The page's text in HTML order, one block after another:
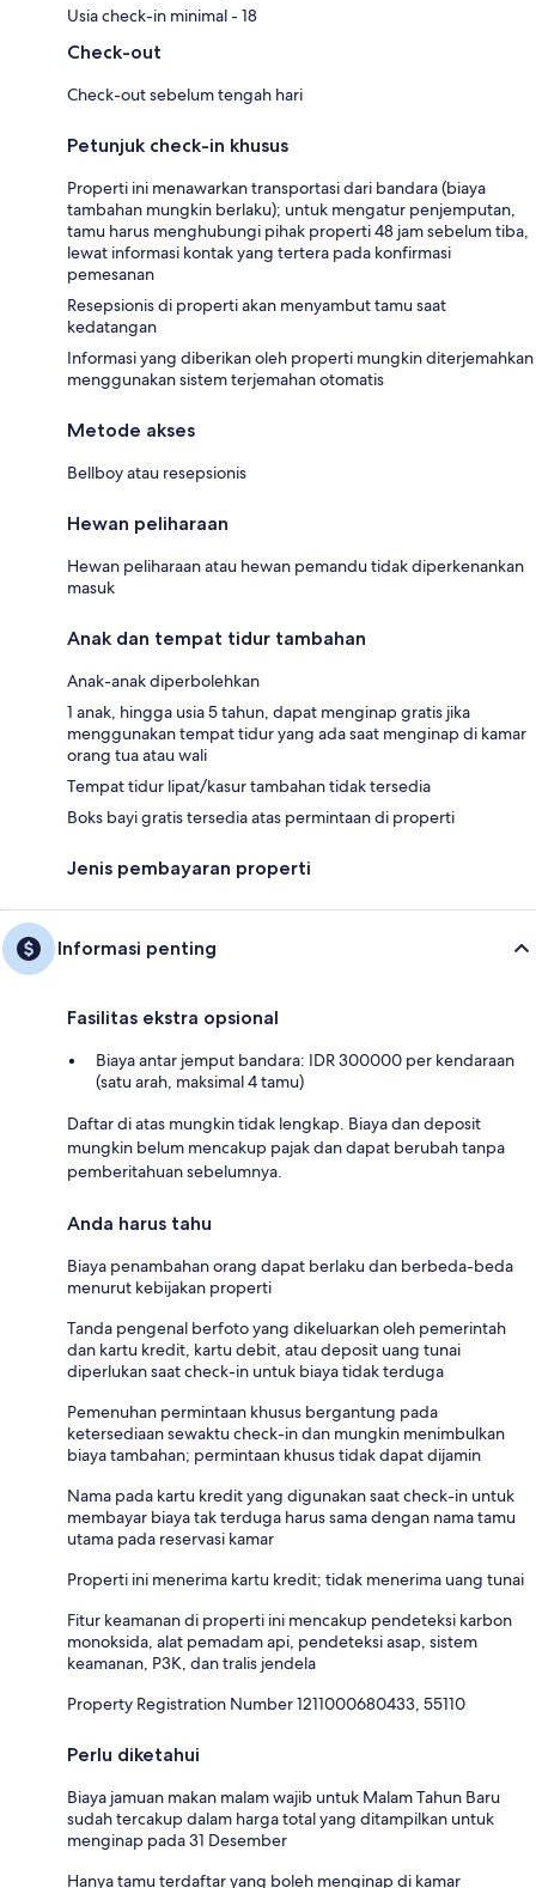
Usia check-in minimal - 18
Check-out
Check-out sebelum tengah hari
Petunjuk check-in khusus
Properti ini menawarkan transportasi dari bandara (biaya
tambahan mungkin berlaku); untuk mengatur penjemputan,
tamu harus menghubungi pihak properti 48 jam sebelum tiba,
lewat informasi kontak yang tertera pada konfirmasi
pemesanan
Resepsionis di properti akan menyambut tamu saat
kedatangan
Informasi yang diberikan oleh properti mungkin diterjemahkan
menggunakan sistem terjemahan otomatis
Metode akses
Bellboy atau resepsionis
Hewan peliharaan
Hewan peliharaan atau hewan pemandu tidak diperkenankan
masuk
Anak dan tempat tidur tambahan
Anak-anak diperbolehkan
1 anak, hingga usia 5 tahun, dapat menginap gratis jika
menggunakan tempat tidur yang ada saat menginap di kamar
orang tua atau wali
Tempat tidur lipat/kasur tambahan tidak tersedia
Boks bayi gratis tersedia atas permintaan di properti
Jenis pembayaran properti
Informasi penting
Fasilitas ekstra opsional
Biaya antar jemput bandara: IDR 300000 per kendaraan
(satu arah, maksimal 4 tamu)
Daftar di atas mungkin tidak lengkap. Biaya dan deposit
mungkin belum mencakup pajak dan dapat berubah tanpa
pemberitahuan sebelumnya.
Anda harus tahu
Biaya penambahan orang dapat berlaku dan berbeda-beda
menurut kebijakan properti
Tanda pengenal berfoto yang dikeluarkan oleh pemerintah
dan kartu kredit, kartu debit, atau deposit uang tunai
diperlukan saat check-in untuk biaya tidak terduga
Pemenuhan permintaan khusus bergantung pada
ketersediaan sewaktu check-in dan mungkin menimbulkan
biaya tambahan; permintaan khusus tidak dapat dijamin
Nama pada kartu kredit yang digunakan saat check-in untuk
membayar biaya tak terduga harus sama dengan nama tamu
utama pada reservasi kamar
Properti ini menerima kartu kredit; tidak menerima uang tunai
Fitur keamanan di properti ini mencakup pendeteksi karbon
monoksida, alat pemadam api, pendeteksi asap, sistem
keamanan, P3K, dan tralis jendela
Property Registration Number 1211000680433, 55110
Perlu diketahui
Biaya jamuan makan malam wajib untuk Malam Tahun Baru
sudah tercakup dalam harga total yang ditampilkan untuk
menginap pada 31 Desember
Hanya tamu terdaftar yang boleh menginap di kamar